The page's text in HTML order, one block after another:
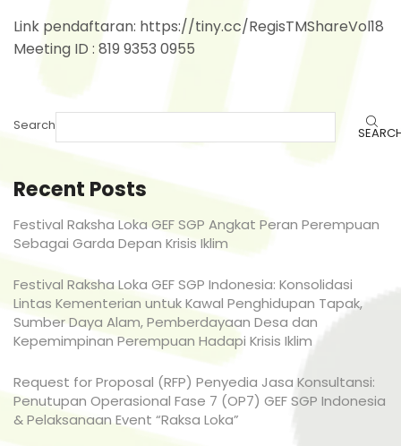
Link pendaftaran: https://tiny.cc/RegisTMShareVol18
Meeting ID : 819 9353 0955
Search
Recent Posts
Festival Raksha Loka GEF SGP Angkat Peran Perempuan
Sebagai Garda Depan Krisis Iklim
Festival Raksha Loka GEF SGP Indonesia: Konsolidasi
Lintas Kementerian untuk Kawal Penghidupan Tapak,
Sumber Daya Alam, Pemberdayaan Desa dan
Kepemimpinan Perempuan Hadapi Krisis Iklim
Request for Proposal (RFP) Penyedia Jasa Konsultansi:
Penutupan Operasional Fase 7 (OP7) GEF SGP Indonesia
& Pelaksanaan Event “Raksa Loka”